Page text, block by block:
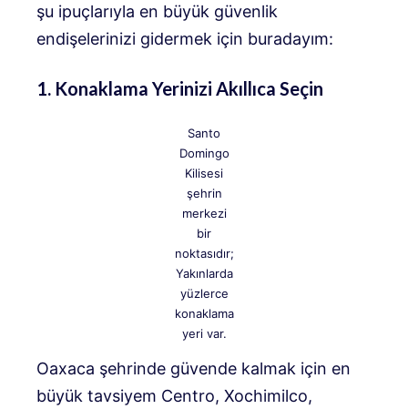
şu ipuçlarıyla en büyük güvenlik
endişelerinizi gidermek için buradayım:
1. Konaklama Yerinizi Akıllıca Seçin
Santo
Domingo
Kilisesi
şehrin
merkezi
bir
noktasıdır;
Yakınlarda
yüzlerce
konaklama
yeri var.
Oaxaca şehrinde güvende kalmak için en
büyük tavsiyem Centro, Xochimilco,